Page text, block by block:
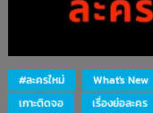
#ละครใหม่ What's New
เกาะติดจอ
เรื่องย่อละคร